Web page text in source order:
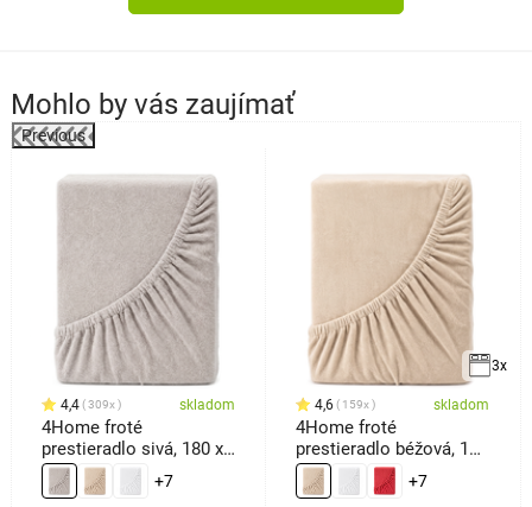
Mohlo by vás zaujímať
Previous
4,4 309x skladom
4Home froté
prestieradlo sivá, 180 x
200 cm
+7
3x
4,6 159x skladom
4Home froté
prestieradlo béžová, 100
x 200 cm
+7